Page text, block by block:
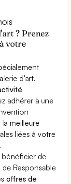
? Prenez
votre
d'art.
adhérer à une
meilleure
liées à votre
de
Responsable
offres de